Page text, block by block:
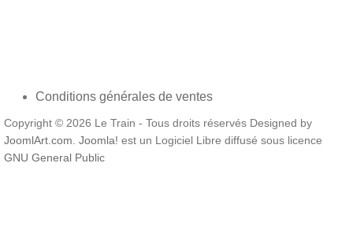
Conditions générales de ventes
Copyright © 2026 Le Train - Tous droits réservés Designed by
JoomlArt.com. Joomla! est un Logiciel Libre diffusé sous licence
GNU General Public